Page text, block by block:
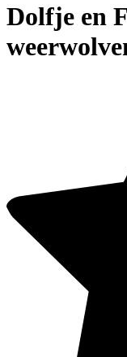
Dolfje en